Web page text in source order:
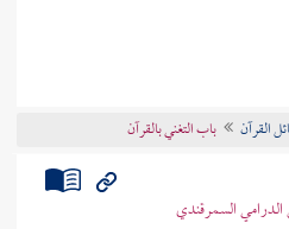
القرآن باب التغني بالقرآن
الدرامي السمرقندي